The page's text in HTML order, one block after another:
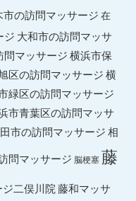
市の訪問マッサージ 在
ジ 大和市の訪問マッサ
問マッサージ横浜市保
区の訪問マッサージ横
緑区の訪問マッサージ
市青葉区の訪問マッサ
市の訪問マッサージ相
問マッサージ 脳梗塞藤
二俣川院藤和マッサ